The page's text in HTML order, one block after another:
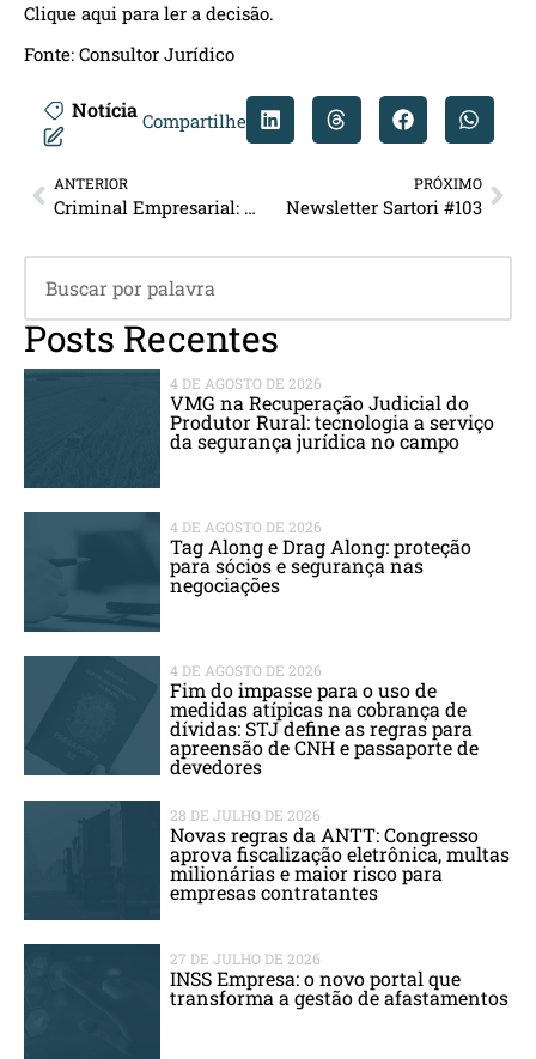
Clique aqui para ler a decisão.
Fonte: Consultor Jurídico
Notícia Compartilhe
ANTERIOR
Criminal Empresarial: Audiência preliminar no Juizado Especial Criminal – JECRIM
PRÓXIMO
Newsletter Sartori #103
Posts Recentes
4 DE AGOSTO DE 2026
VMG na Recuperação Judicial do
Produtor Rural: tecnologia a serviço
da segurança jurídica no campo
4 DE AGOSTO DE 2026
Tag Along e Drag Along: proteção
para sócios e segurança nas
negociações
4 DE AGOSTO DE 2026
Fim do impasse para o uso de
medidas atípicas na cobrança de
dívidas: STJ define as regras para
apreensão de CNH e passaporte de
devedores
28 DE JULHO DE 2026
Novas regras da ANTT: Congresso
aprova fiscalização eletrônica, multas
milionárias e maior risco para
empresas contratantes
27 DE JULHO DE 2026
INSS Empresa: o novo portal que
transforma a gestão de afastamentos